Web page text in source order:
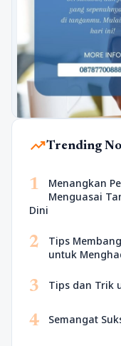
trending_upTrending
1
Menangkan
Menguasai
Dini
2
Tips
untuk
3 Tips dan Trik
4 Semangat